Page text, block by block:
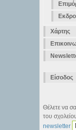
Χάρτης
Είσοδος
Θέλετε να
του
newsletter